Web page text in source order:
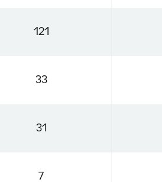
121
33
31
7